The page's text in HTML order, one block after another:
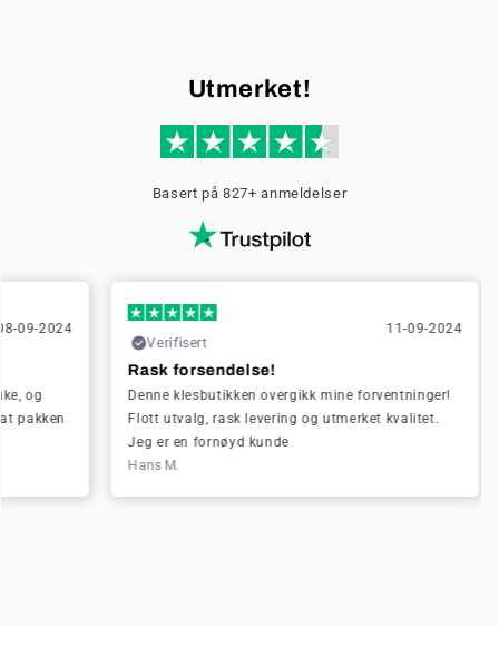
Utmerket!
Basert på 827+ anmeldelser
Verifisert
11-09-2024
Rask forsendelse!
Denne klesbutikken overgikk mine forventninger!
Flott utvalg, rask levering og utmerket kvalitet.
Jeg er en fornøyd kunde